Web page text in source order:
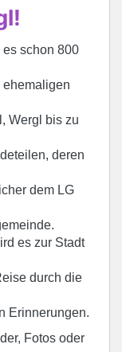
schon 800
ehemaligen
Wergl bis zu
deren
dem LG
es zur Stadt
durch die
Erinnerungen.
Fotos oder